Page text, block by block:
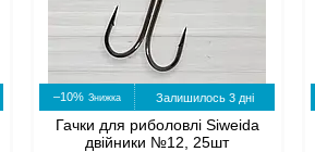
–10% Залишилось 3 дні
Гачки для риболовлі Siweida
двійники №12, 25шт